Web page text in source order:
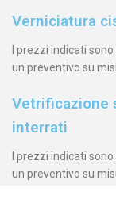
Verniciatura
I prezzi indicati
un preventivo su
Vetrificazione
interrati
I prezzi indicati
un preventivo su